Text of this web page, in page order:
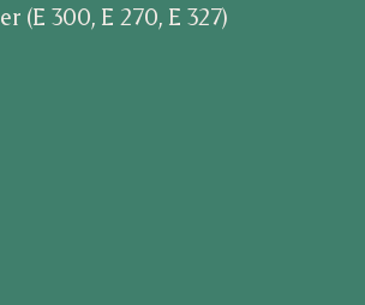
300, E 270, E 327)